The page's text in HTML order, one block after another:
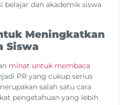
belajar dan akademik siswa
Meningkatkan
Siswa
minat untuk membaca
PR yang cukup serius
salah satu cara
pengetahuan yang lebih